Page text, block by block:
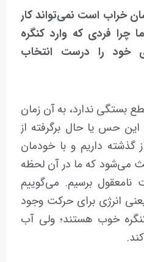
خراب است نمی‌تواند کار
چرا فردی که وارد کنگره
خود را درست انتخاب
بستگی ندارد، به آن زمان
حس یا حال برگرفته از
داریم و با خودمان
می‌شود که ما در آن لحظه
برسیم. می‌گوییم
انرژی برای حرکت وجود
خوب هستند؛ ولی آب